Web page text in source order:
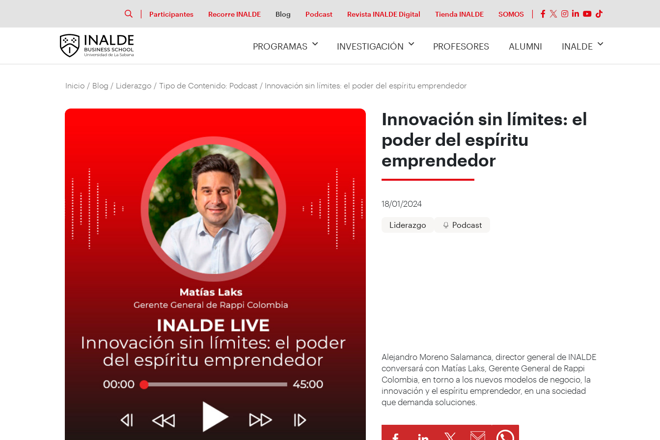
Participantes Recorre INALDE Blog Podcast Revista INALDE Digital Tienda INALDE SOMOS
PROGRAMAS INVESTIGACIÓN PROFESORES ALUMNI INALDE
Inicio / Blog / Liderazgo / Tipo de Contenido: Podcast / Innovación sin límites: el poder del espíritu emprendedor
Innovación sin límites: el
poder del espíritu
emprendedor
18/01/2024
Liderazgo Podcast
Alejandro Moreno Salamanca, director general de INALDE
conversará con Matías Laks, Gerente General de Rappi
Colombia, en torno a los nuevos modelos de negocio, la
innovación y el espíritu emprendedor, en una sociedad
que demanda soluciones.